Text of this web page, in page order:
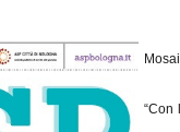
“Con